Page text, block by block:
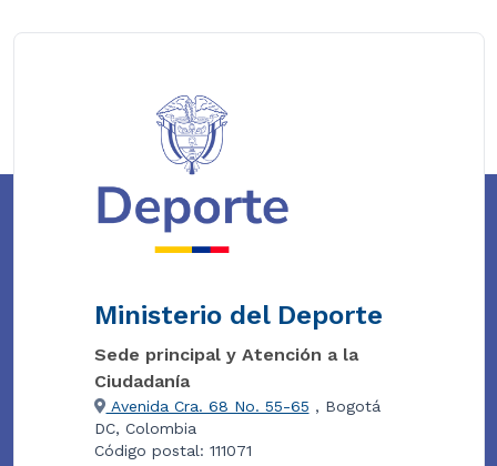
Ministerio del Deporte
Sede principal y Atención a la
Ciudadanía
Avenida Cra. 68 No. 55-65 , Bogotá
DC, Colombia
Código postal: 111071